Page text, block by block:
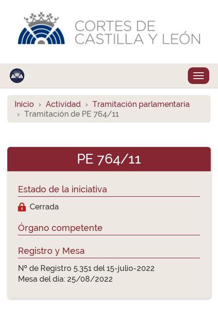
Inicio Actividad
Tramitación parlamentaria
Tramitación de PE 764/11
PE 764/11
Estado de la iniciativa
Cerrada
Órgano competente
Registro y Mesa
Nº de Registro 5.351 del 15-julio-2022
Mesa del día: 25/08/2022